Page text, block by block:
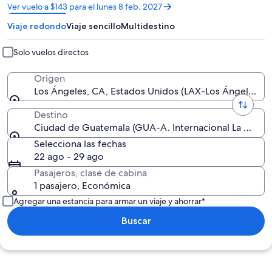
Ver vuelo a $143 para el lunes 8 feb. 2027
Se
abrirá
en
una
nueva
ventana
Viaje redondoViaje sencilloMultidestino
Solo vuelos directos
Origen
Los Ángeles, CA, Estados Unidos (LAX-Los Ángeles
Destino
Ciudad de Guatemala (GUA-A. Internacional La
Selecciona las fechas
22 ago - 29 ago
Pasajeros, clase de cabina
1 pasajero, Económica
Agregar una estancia para armar un viaje y ahorrar*
Buscar